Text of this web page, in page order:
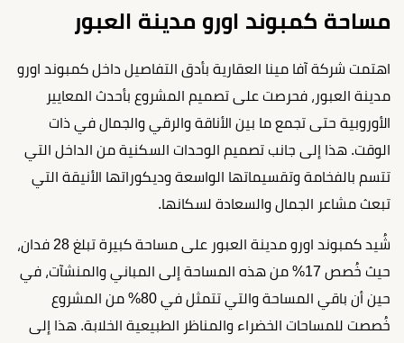
مساحة كمبوند اورو مدينة العبور
اهتمت شركة آفا مينا العقارية بأدق التفاصيل داخل كمبوند اورو
مدينة العبور، فحرصت على تصميم المشروع بأحدث المعايير
الأوروبية حتى تجمع ما بين الأناقة والرقي والجمال في ذات
الوقت. هذا إلى جانب تصميم الوحدات السكنية من الداخل التي
تتسم بالفخامة وتقسيماتها الواسعة وديكوراتها الأنيقة التي
تبعث مشاعر الجمال والسعادة لسكانها.
شُيد كمبوند اورو مدينة العبور على مساحة كبيرة تبلغ 28 فدان،
حيث خُصص 17% من هذه المساحة إلى المباني والمنشآت، في
حين أن باقي المساحة والتي تتمثل في 80% من المشروع
خُصصت للمساحات الخضراء والمناظر الطبيعية الخلابة. هذا إلى